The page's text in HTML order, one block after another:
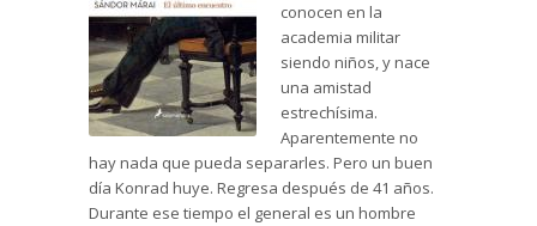
conocen en la
academia militar
siendo niños, y nace
una amistad
estrechísima.
Aparentemente no
hay nada que pueda separarles. Pero un buen
día Konrad huye. Regresa después de 41 años.
Durante ese tiempo el general es un hombre